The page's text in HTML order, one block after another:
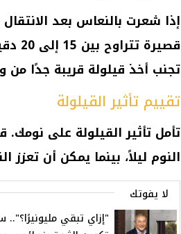
إذا شعرت بالنعاس بعد
تجنب أخذ قيلولة قريبة جدًا
تقييم تأثير القيلولة
تأمل تأثير القيلولة على
النوم ليلاً، بينما يمكن أن
لا يفوتك
"إزاي تبقي مليونيرًا؟"..